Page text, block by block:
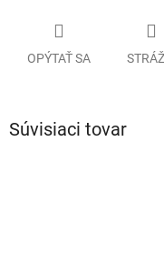
OPÝTAŤ SA
Súvisiaci tovar